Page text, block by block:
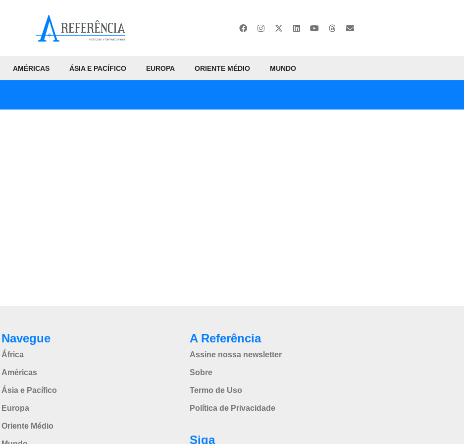
AMÉRICAS ÁSIA E PACÍFICO EUROPA ORIENTE MÉDIO MUNDO
Navegue
África
Américas
Ásia e Pacífico
Europa
Oriente Médio
A Referência
Assine nossa newsletter
Sobre
Termo de Uso
Política de Privacidade
Siga